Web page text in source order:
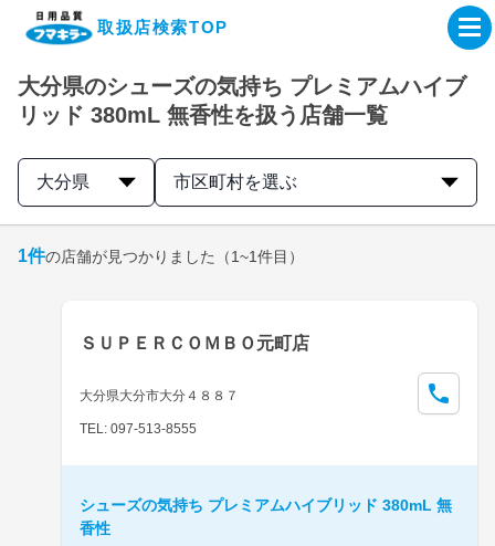
取扱店検索TOP
企業・IR情報サイト
製品情報サイト
取扱店検索はこちら
大分県のシューズの気持ち プレミアムハイブ
リッド 380mL 無香性を扱う店舗一覧
大分県 市区町村を選ぶ
1件の店舗が見つかりました （1~1件目）
ＳＵＰＥＲＣＯＭＢＯ元町店
大分県大分市大分４８８７
TEL: 097-513-8555
シューズの気持ち プレミアムハイブリッド 380mL 無
香性